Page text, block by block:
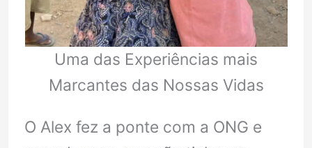
Uma das Experiências mais
Marcantes das Nossas Vidas
O Alex fez a ponte com a ONG e